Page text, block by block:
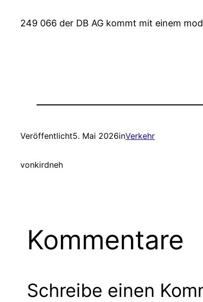
249 066 der DB AG kommt mit einem
Veröffentlicht5. Mai 2026inVerkehr
vonkirdneh
Kommentare
Schreibe einen